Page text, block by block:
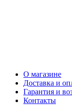
О магазине
Доставка и
Гарантия и
Контакты